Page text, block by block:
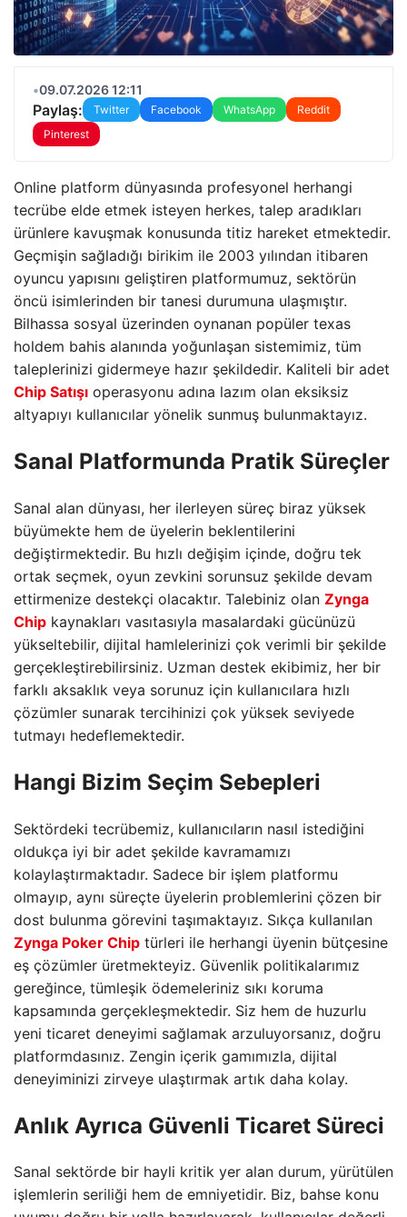
•09.07.2026 12:11
Paylaş: Twitter Facebook WhatsApp
Reddit
Pinterest
Online platform dünyasında profesyonel herhangi
tecrübe elde etmek isteyen herkes, talep aradıkları
ürünlere kavuşmak konusunda titiz hareket etmektedir.
Geçmişin sağladığı birikim ile 2003 yılından itibaren
oyuncu yapısını geliştiren platformumuz, sektörün
öncü isimlerinden bir tanesi durumuna ulaşmıştır.
Bilhassa sosyal üzerinden oynanan popüler texas
holdem bahis alanında yoğunlaşan sistemimiz, tüm
taleplerinizi gidermeye hazır şekildedir. Kaliteli bir adet
Chip Satışı operasyonu adına lazım olan eksiksiz
altyapıyı kullanıcılar yönelik sunmuş bulunmaktayız.
Sanal Platformunda Pratik Süreçler
Sanal alan dünyası, her ilerleyen süreç biraz yüksek
büyümekte hem de üyelerin beklentilerini
değiştirmektedir. Bu hızlı değişim içinde, doğru tek
ortak seçmek, oyun zevkini sorunsuz şekilde devam
ettirmenize destekçi olacaktır. Talebiniz olan Zynga
Chip kaynakları vasıtasıyla masalardaki gücünüzü
yükseltebilir, dijital hamlelerinizi çok verimli bir şekilde
gerçekleştirebilirsiniz. Uzman destek ekibimiz, her bir
farklı aksaklık veya sorunuz için kullanıcılara hızlı
çözümler sunarak tercihinizi çok yüksek seviyede
tutmayı hedeflemektedir.
Hangi Bizim Seçim Sebepleri
Sektördeki tecrübemiz, kullanıcıların nasıl istediğini
oldukça iyi bir adet şekilde kavramamızı
kolaylaştırmaktadır. Sadece bir işlem platformu
olmayıp, aynı süreçte üyelerin problemlerini çözen bir
dost bulunma görevini taşımaktayız. Sıkça kullanılan
Zynga Poker Chip türleri ile herhangi üyenin bütçesine
eş çözümler üretmekteyiz. Güvenlik politikalarımız
gereğince, tümleşik ödemeleriniz sıkı koruma
kapsamında gerçekleşmektedir. Siz hem de huzurlu
yeni ticaret deneyimi sağlamak arzuluyorsanız, doğru
platformdasınız. Zengin içerik gamımızla, dijital
deneyiminizi zirveye ulaştırmak artık daha kolay.
Anlık Ayrıca Güvenli Ticaret Süreci
Sanal sektörde bir hayli kritik yer alan durum, yürütülen
işlemlerin seriliği hem de emniyetidir. Biz, bahse konu